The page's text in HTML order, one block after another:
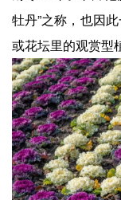
牡丹”之称，也因
或花坛里的观赏型